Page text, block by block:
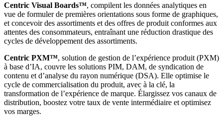
Centric Visual Boards™, compilent les données analytiques en
vue de formuler de premières orientations sous forme de graphiques,
et concevoir des assortiments et des offres de produit conformes aux
attentes des consommateurs, entraînant une réduction drastique des
cycles de développement des assortiments.
Centric PXM™, solution de gestion de l’expérience produit (PXM)
à base d’IA, couvre les solutions PIM, DAM, de syndication de
contenu et d’analyse du rayon numérique (DSA). Elle optimise le
cycle de commercialisation du produit, avec à la clé, la
transformation de l’expérience de marque. Élargissez vos canaux de
distribution, boostez votre taux de vente intermédiaire et optimisez
vos marges.